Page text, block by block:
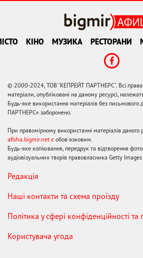
КІНО МУЗИКА РЕСТОРАНИ
© 2000-2024, ТОВ "КЕПРЕЙТ ПАРТНЕРС". Всі права
матеріали, опубліковані на даному ресурсі,
Будь-яке використання матеріалів без
ПАРТНЕРС» заборонено.
При правомірному використанні матеріалів даного
afisha.bigmir.net є обов'язковим.
Будь-яке копіювання, передрук та відтворення
аудіовізуальних творів правовласника Getty
Редакція
Наші контакти та схема проїзду
Політика у сфері конфіденційності
Користувача угода